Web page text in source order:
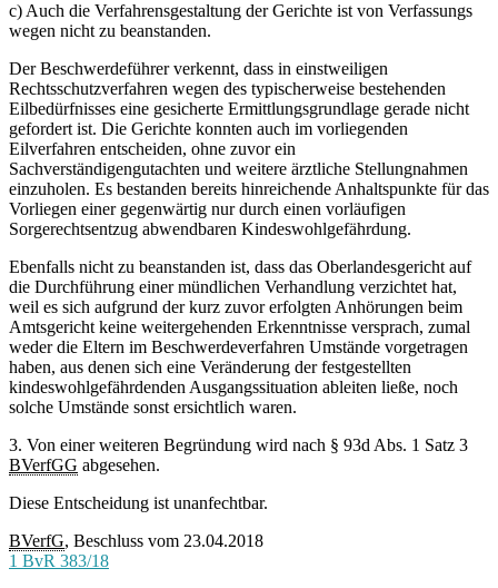
c) Auch die Verfahrensgestaltung der Gerichte ist von Verfassungs
wegen nicht zu beanstanden.
Der Beschwerdeführer verkennt, dass in einstweiligen
Rechtsschutzverfahren wegen des typischerweise bestehenden
Eilbedürfnisses eine gesicherte Ermittlungsgrundlage gerade nicht
gefordert ist. Die Gerichte konnten auch im vorliegenden
Eilverfahren entscheiden, ohne zuvor ein
Sachverständigengutachten und weitere ärztliche Stellungnahmen
einzuholen. Es bestanden bereits hinreichende Anhaltspunkte für das
Vorliegen einer gegenwärtig nur durch einen vorläufigen
Sorgerechtsentzug abwendbaren Kindeswohlgefährdung.
Ebenfalls nicht zu beanstanden ist, dass das Oberlandesgericht auf
die Durchführung einer mündlichen Verhandlung verzichtet hat,
weil es sich aufgrund der kurz zuvor erfolgten Anhörungen beim
Amtsgericht keine weitergehenden Erkenntnisse versprach, zumal
weder die Eltern im Beschwerdeverfahren Umstände vorgetragen
haben, aus denen sich eine Veränderung der festgestellten
kindeswohlgefährdenden Ausgangssituation ableiten ließe, noch
solche Umstände sonst ersichtlich waren.
3. Von einer weiteren Begründung wird nach § 93d Abs. 1 Satz 3
BVerfGG abgesehen.
Diese Entscheidung ist unanfechtbar.
BVerfG, Beschluss vom 23.04.2018
1 BvR 383/18